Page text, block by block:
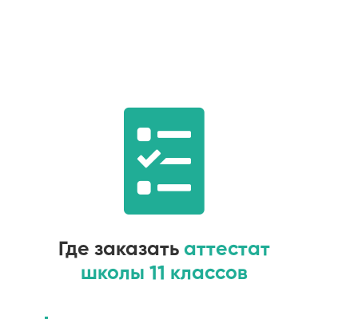
Где заказать аттестат
школы 11 классов